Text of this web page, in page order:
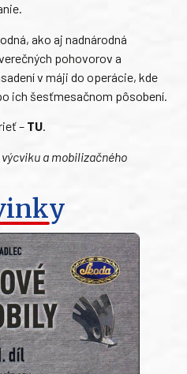
ako aj nadnárodná
pohovorov a
v máji do operácie, kde
ich šesťmesačnom pôsobení.
– TU.
a mobilizačného